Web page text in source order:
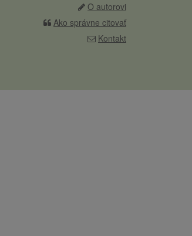
O autorovi
Ako správne citovať
Kontakt